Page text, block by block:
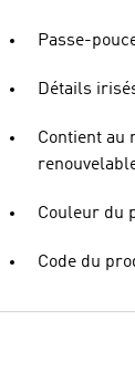
Passe-
Détails
Contient au
Couleur du
Code du